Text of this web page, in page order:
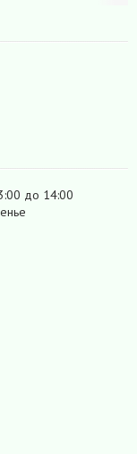
до 14:00